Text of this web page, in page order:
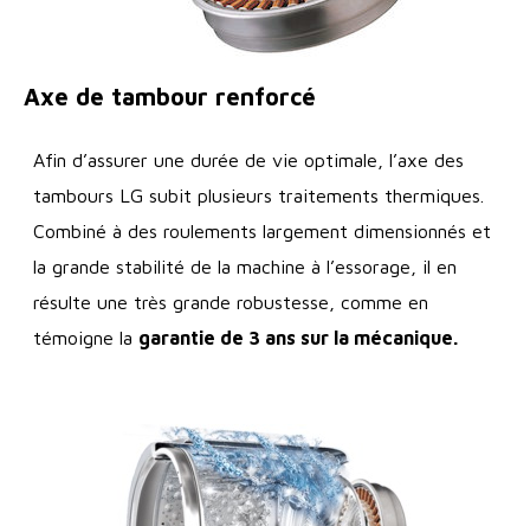
Axe de tambour renforcé
Afin d’assurer une durée de vie optimale, l’axe des
tambours LG subit plusieurs traitements thermiques.
Combiné à des roulements largement dimensionnés et
la grande stabilité de la machine à l’essorage, il en
résulte une très grande robustesse, comme en
témoigne la garantie de 3 ans sur la mécanique.